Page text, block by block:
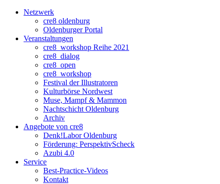
Netzwerk
cre8 oldenburg
Oldenburger Portal
Veranstaltungen
cre8_workshop Reihe 2021
cre8_dialog
cre8_open
cre8_workshop
Festival der Illustratoren
Kulturbörse Nordwest
Muse, Mampf & Mammon
Nachtschicht Oldenburg
Archiv
Angebote von cre8
Denk!Labor Oldenburg
Förderung: PerspektivScheck
Azubi 4.0
Service
Best-Practice-Videos
Kontakt